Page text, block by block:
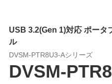
USB 3.2(Gen 1)対応 ポータ
ル
DVSM-PTR8U3-Aシリーズ
DVSM-